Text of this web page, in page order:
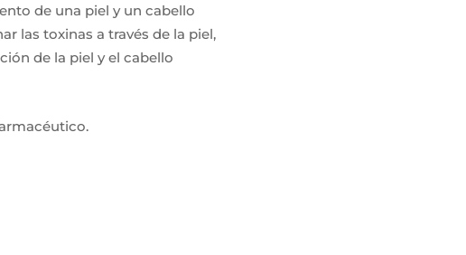
de una piel y un cabello
las toxinas a través de la piel,
de la piel y el cabello